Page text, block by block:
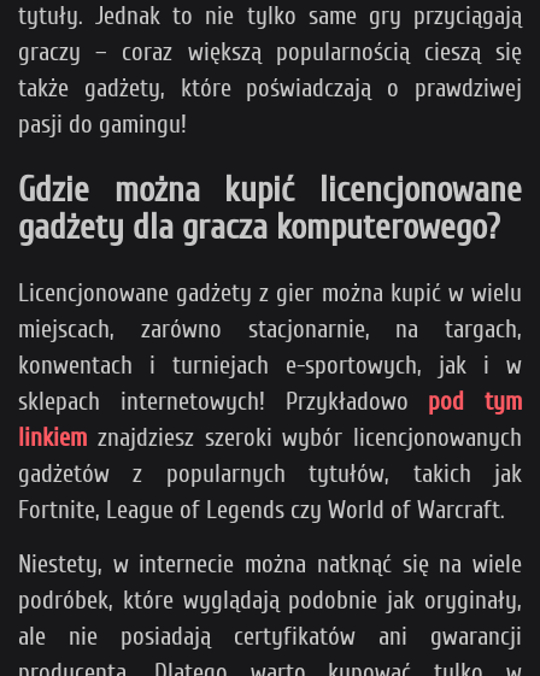
tytuły. Jednak to nie tylko same gry przyciągają
graczy – coraz większą popularnością cieszą się
także gadżety, które poświadczają o prawdziwej
pasji do gamingu!
Gdzie można kupić licencjonowane
gadżety dla gracza komputerowego?
Licencjonowane gadżety z gier można kupić w wielu
miejscach, zarówno stacjonarnie, na targach,
konwentach i turniejach e-sportowych, jak i w
sklepach internetowych! Przykładowo pod tym
linkiem znajdziesz szeroki wybór licencjonowanych
gadżetów z popularnych tytułów, takich jak
Fortnite, League of Legends czy World of Warcraft.
Niestety, w internecie można natknąć się na wiele
podróbek, które wyglądają podobnie jak oryginały,
ale nie posiadają certyfikatów ani gwarancji